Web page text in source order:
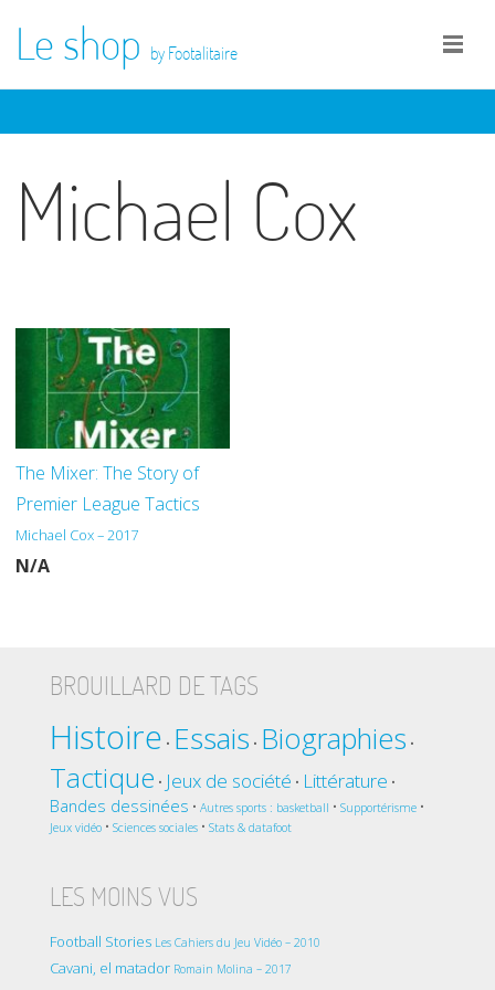
Le shop by Footalitaire
Michael Cox
The Mixer: The Story of
Premier League Tactics
Michael Cox – 2017
N/A
BROUILLARD DE TAGS
Histoire • Essais • Biographies •
Tactique • Jeux de société • Littérature •
Bandes dessinées • Autres sports : basketball • Supportérisme•
Jeux vidéo• Sciences sociales• Stats & datafoot
LES MOINS VUS
Football Stories Les Cahiers du Jeu Vidéo – 2010
Cavani, el matador Romain Molina – 2017